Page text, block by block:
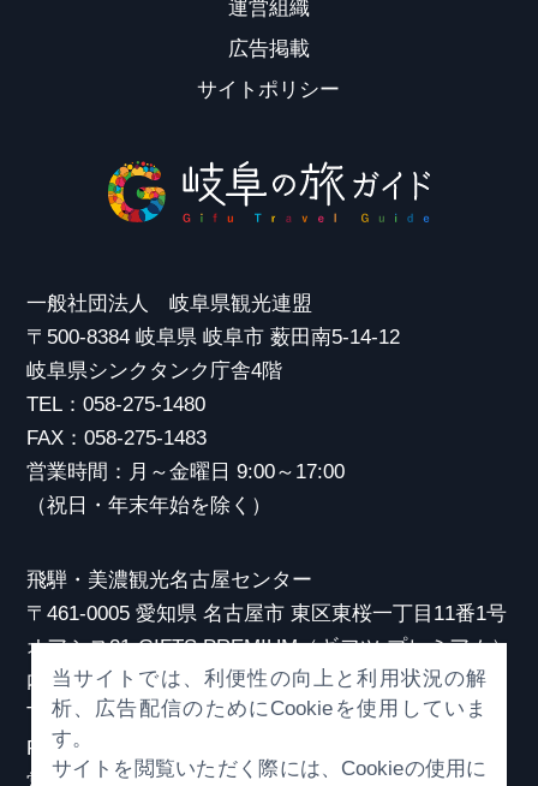
運営組織
広告掲載
サイトポリシー
一般社団法人 岐阜県観光連盟
〒500-8384 岐阜県 岐阜市 薮田南5-14-12
岐阜県シンクタンク庁舎4階
TEL：058-275-1480
FAX：058-275-1483
営業時間：月～金曜日 9:00～17:00
（祝日・年末年始を除く）
飛騨・美濃観光名古屋センター
〒461-0005 愛知県 名古屋市 東区東桜一丁目11番1号
オアシス21 GIFTS PREMIUM（ギフツ プレミアム）
内
TEL：052-253-6185
FAX：052-253-6186
当サイトでは、利便性の向上と利用状況の解
析、広告配信のためにCookieを使用していま
す。
サイトを閲覧いただく際には、Cookieの使用に